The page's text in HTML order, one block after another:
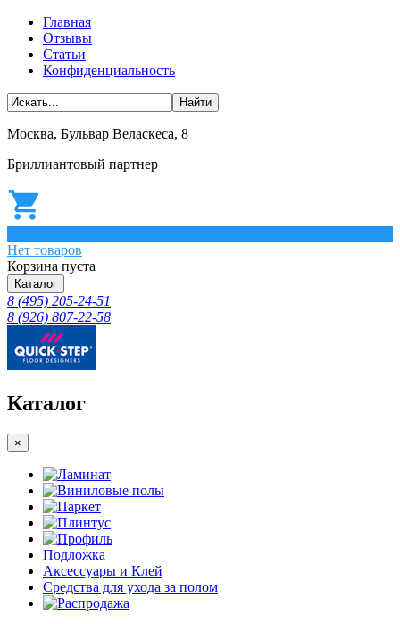
Главная
Отзывы
Статьи
Конфиденциальность
Москва, Бульвар Веласкеса, 8
Бриллиантовый партнер
Нет товаров
Корзина пуста
Каталог
8 (495) 205-24-51
8 (926) 807-22-58
Каталог
×
Ламинат
Виниловые полы
Паркет
Плинтус
Профиль
Подложка
Аксессуары и Клей
Средства для ухода за полом
Распродажа